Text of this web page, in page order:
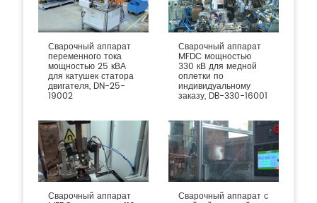
Сварочный аппарат
переменного тока
мощностью 25 кВА
для катушек статора
двигателя, DN-25-
19002
Сварочный аппарат
MFDC мощностью
330 кВ для медной
оплетки по
индивидуальному
заказу, DB-330-16001
Сварочный аппарат Сварочный аппарат с